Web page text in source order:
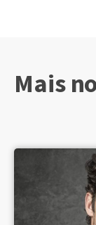
Mais